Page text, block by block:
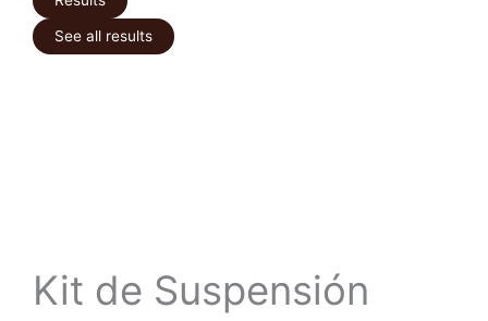
See all results
Kit de Suspensión